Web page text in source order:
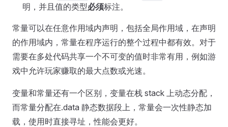
明，并且值的类型必须标注。
常量可以在任意作用域内声明，包括全局作用域，在声明
的作用域内，常量在程序运行的整个过程中都有效。对于
需要在多处代码共享一个不可变的值时非常有用，例如游
戏中允许玩家赚取的最大点数或光速。
变量和常量还有一个区别，变量在栈 stack 上动态分配，
而常量分配在.data 静态数据段上，常量会一次性静态加
载，使用时直接寻址，性能会更好。